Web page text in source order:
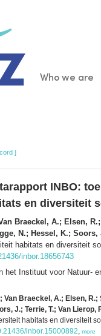
Main
Who we are
]
INBO:
en diversiteit
Braeckel, A.; Elsen,
N.; Hessel, K.;
habitats en diversiteit
inbor.18656743
het Instituut voor Natuur-
Van Braeckel, A.; Elsen,
J.; Terrie, T.; Van Lierop,
habitats en diversiteit
inbor.15000892, more